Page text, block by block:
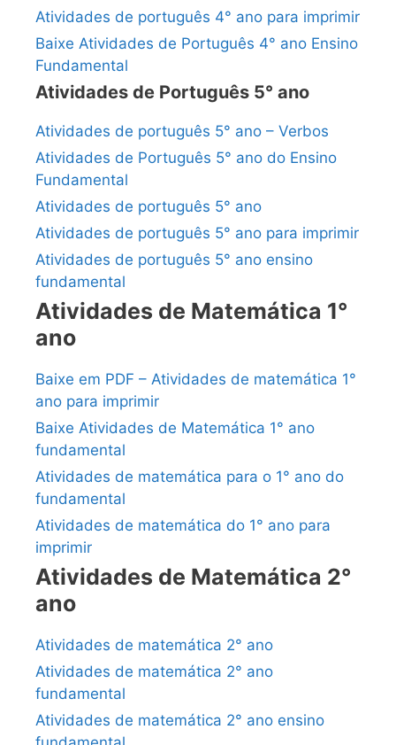
Atividades de português 4° ano para imprimir
Baixe Atividades de Português 4° ano Ensino
Fundamental
Atividades de Português 5° ano
Atividades de português 5° ano – Verbos
Atividades de Português 5° ano do Ensino
Fundamental
Atividades de português 5° ano
Atividades de português 5° ano para imprimir
Atividades de português 5° ano ensino
fundamental
Atividades de Matemática 1°
ano
Baixe em PDF – Atividades de matemática 1°
ano para imprimir
Baixe Atividades de Matemática 1° ano
fundamental
Atividades de matemática para o 1° ano do
fundamental
Atividades de matemática do 1° ano para
imprimir
Atividades de Matemática 2°
ano
Atividades de matemática 2° ano
Atividades de matemática 2° ano
fundamental
Atividades de matemática 2° ano ensino